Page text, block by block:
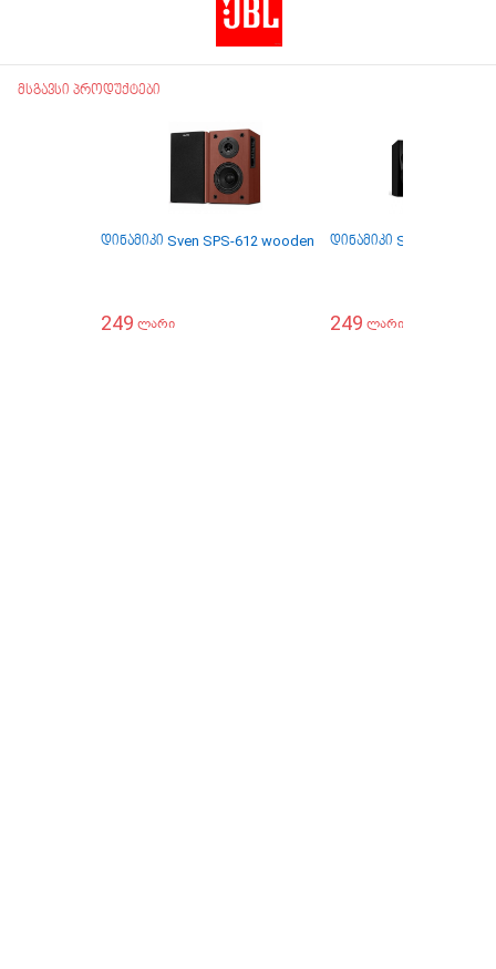
მსგავსი პროდუქტები
დინამიკი Sven SPS-612 wooden
249 ლარი
დინამიკი Sven SPS-635
249 ლარი